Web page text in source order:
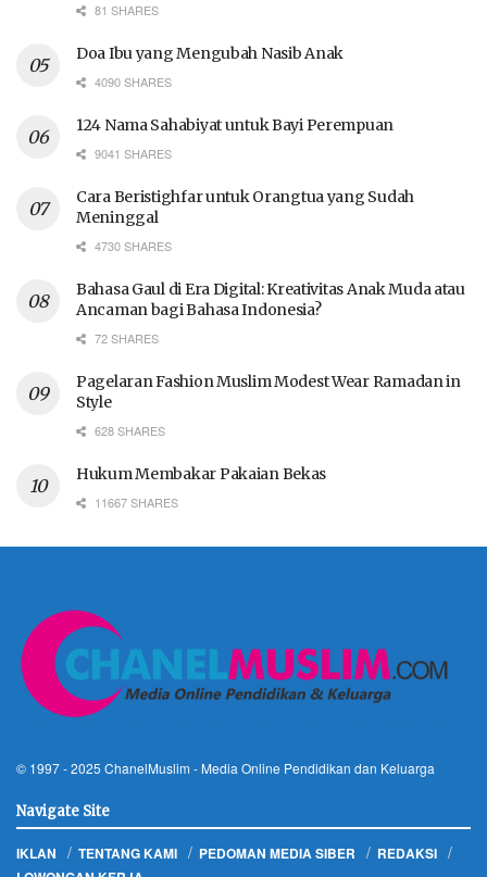
81 SHARES
Doa Ibu yang Mengubah Nasib Anak
4090 SHARES
124 Nama Sahabiyat untuk Bayi Perempuan
9041 SHARES
Cara Beristighfar untuk Orangtua yang Sudah
Meninggal
4730 SHARES
Bahasa Gaul di Era Digital: Kreativitas Anak Muda atau
Ancaman bagi Bahasa Indonesia?
72 SHARES
Pagelaran Fashion Muslim Modest Wear Ramadan in
Style
628 SHARES
Hukum Membakar Pakaian Bekas
11667 SHARES
© 1997 - 2025 ChanelMuslim - Media Online Pendidikan dan Keluarga
Navigate Site
IKLAN TENTANG KAMI PEDOMAN MEDIA SIBER
REDAKSI